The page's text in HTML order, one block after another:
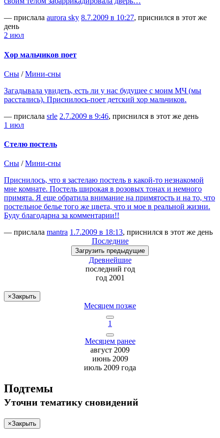
— прислала aurora sky 8.7.2009 в 10:27, приснился в этот же
день
2 июл
Хор мальчиков поет
Сны /Мини-сны
Загадывала увидеть, есть ли у нас будущее с моим МЧ (мы
расстались). Приснилось-поет детский хор мальчиков.
— прислала srle 2.7.2009 в 9:46, приснился в этот же день
1 июл
Стелю постель
Сны /Мини-сны
Приснилось, что я застелаю постель в какой-то незнакомой
мне комнате. Постель широкая в розовых тонах и немного
примята. Я еще обратила внимание на примятость и на то, что
постельное белье того же цвета, что и мое в реальной жизни.
Буду благодарна за комментарии!!
— прислала mantra 1.7.2009 в 18:13, приснился в этот же день
Последние
Загрузить предыдущие
Древнейшие
последний год
год 2001
×Закрыть
Месяцем позже
1
Месяцем ранее
август 2009
июнь 2009
июль 2009 года
Подтемы
Уточни тематику сновидений
×Закрыть